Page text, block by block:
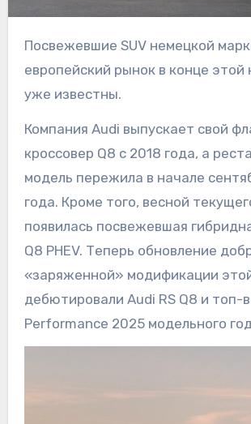
Посвежевшие SUV немецкой марки выйдут на
европейский рынок в конце
уже известны.
Компания Audi выпускает свой
кроссовер Q8 с 2018 года, а
модель пережила в начале
года. Кроме того, весной
появилась посвежевшая
Q8 PHEV. Теперь обновление
«заряженной» модификации
дебютировали Audi RS Q8 и топ-
Performance 2025 модельного